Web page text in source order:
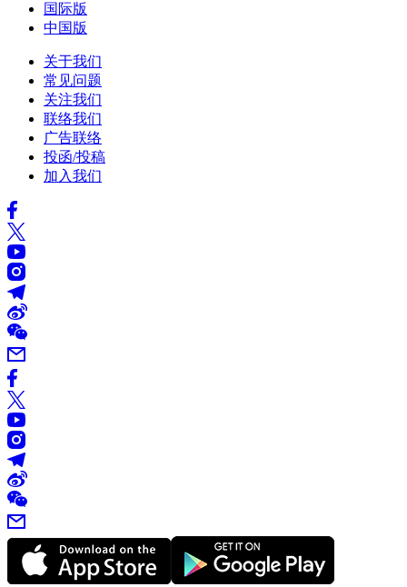
国际版
中国版
关于我们
常见问题
关注我们
联络我们
广告联络
投函/投稿
加入我们